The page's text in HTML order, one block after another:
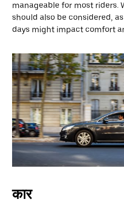
manageable for most riders.
should also be considered,
days might impact comfort
कार